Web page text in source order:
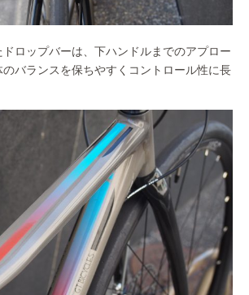
ロップバーは、下ハンドルまでのアプロー
バランスを保ちやすくコントロール性に長